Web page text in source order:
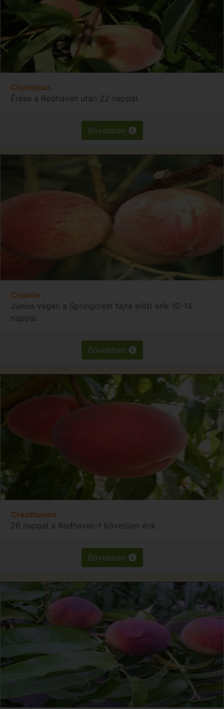
Champion
Érése a Redhaven után 22 nappal.
Bővebben
Chastar
Június végén a Springcrest fajta előtt érik 10-14
nappal.
Bővebben
Cresthaven
28 nappal a Redhaven-t követően érik.
Bővebben